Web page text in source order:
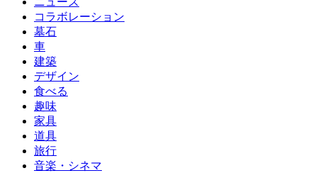
コラボレーション
墓石
車
建築
デザイン
食べる
趣味
家具
道具
旅行
音楽・シネマ